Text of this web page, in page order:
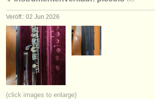
jobs - verwaltung
degree courses
kurse
musikwettbewerbe
instrumentenverkauf
Veröff.: 02 Jun 2026
(click images to enlarge)